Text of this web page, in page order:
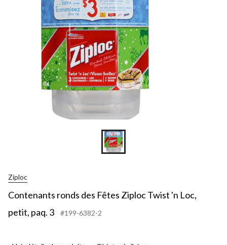
Ziploc
Contenants ronds des Fêtes Ziploc Twist 'n Loc,
petit, paq. 3
#199-6382-2